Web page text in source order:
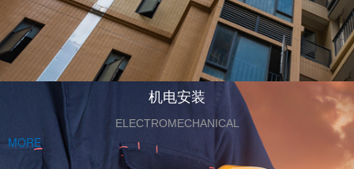
机电安装
ELECTROMECHANICAL
MORE